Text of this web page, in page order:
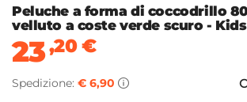
Peluche a forma di coccodrillo
velluto a coste verde scuro - Kids
23,20€
Spedizione: € 6,90